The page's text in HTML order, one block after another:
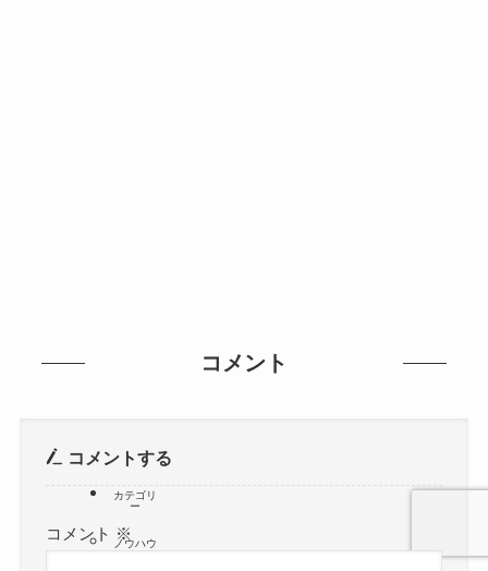
コメント
コメントする
コメント ※
カテゴリ
ー
ノウハウ